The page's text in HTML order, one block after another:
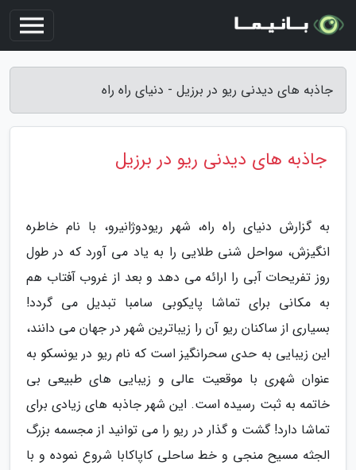
جاذبه های دیدنی ریو در برزیل - دنیای راه راه
جاذبه های دیدنی ریو در برزیل
به گزارش دنیای راه راه، شهر ریودوژانیرو، با نام خاطره
انگیزش، سواحل شنی طلایی را به یاد می آورد که در طول
روز تفریحات آبی را ارائه می دهد و بعد از غروب آفتاب هم
به مکانی برای تماشا پایکوبی سامبا تبدیل می گردد!
بسیاری از ساکنان ریو آن را زیباترین شهر در جهان می دانند،
این زیبایی به حدی سحرانگیز است که نام ریو در یونسکو به
عنوان شهری با موقعیت عالی و زیبایی های طبیعی بی
خاتمه به ثبت رسیده است. این شهر جاذبه های زیادی برای
تماشا دارد! گشت و گذار در ریو را می توانید از مجسمه بزرگ
الجثه مسیح منجی و خط ساحلی کاپاکابا شروع نموده و با